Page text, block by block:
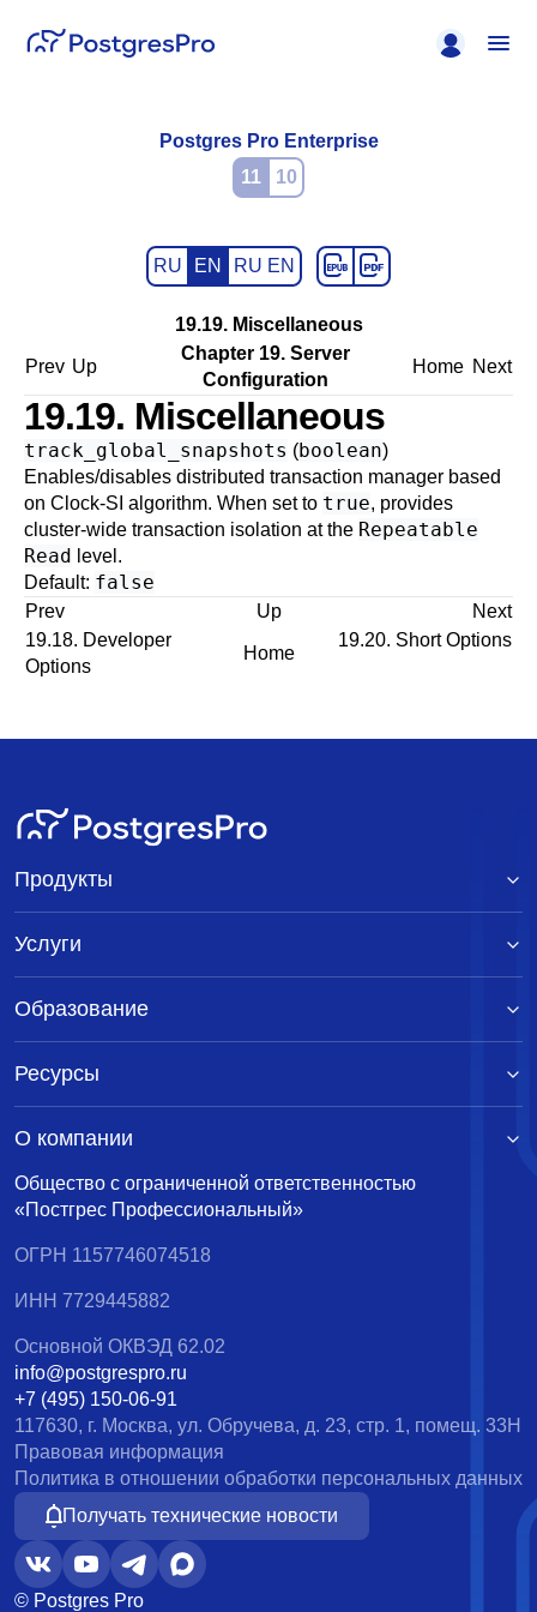
Postgres Pro Enterprise
11
10
RU EN RU EN
19.19. Miscellaneous
Prev Up
Chapter 19. Server
Configuration
Home Next
19.19. Miscellaneous
track_global_snapshots (boolean)
Enables/disables distributed transaction manager based
on Clock-SI algorithm. When set to true, provides
cluster-wide transaction isolation at the Repeatable
Read level.
Default: false
Prev Up
Next
19.18. Developer
Options
Home
19.20. Short Options
Общество с ограниченной ответственностью
«Постгрес Профессиональный»
ОГРН 1157746074518
ИНН 7729445882
Основной ОКВЭД 62.02
info@postgrespro.ru
+7 (495) 150-06-91
117630, г. Москва, ул. Обручева, д. 23, стр. 1, помещ. 33Н
Правовая информация
Политика в отношении обработки персональных данных
Получать технические новости
© Postgres Pro
Продукты
Услуги
Образование
Ресурсы
О компании